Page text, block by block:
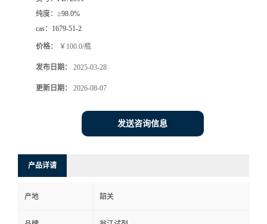
纯度： ≥98.0%
cas： 1679-51-2
价格： ￥100.0/瓶
发布日期： 2025-03-28
更新日期： 2026-08-07
发送咨询信息
产品详请
产地 韶关